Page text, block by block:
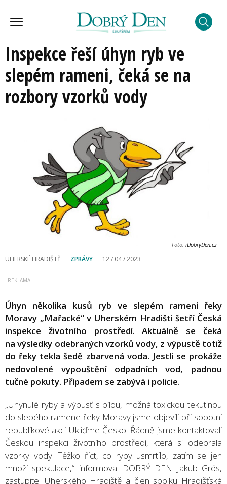
Inspekce řeší úhyn ryb ve
slepém rameni, čeká se na
rozbory vzorků vody
Foto: iDobryDen.cz
UHERSKÉ HRADIŠTĚ ZPRÁVY 12 / 04 / 2023
Úhyn několika kusů ryb ve slepém rameni řeky
Moravy „Mařacké“ v Uherském Hradišti šetří Česká
inspekce životního prostředí. Aktuálně se čeká
na výsledky odebraných vzorků vody, z výpustě totiž
do řeky tekla šedě zbarvená voda. Jestli se prokáže
nedovolené vypouštění odpadních vod, padnou
tučné pokuty. Případem se zabývá i policie.
„Uhynulé ryby a výpusť s bílou, možná toxickou tekutinou
do slepého ramene řeky Moravy jsme objevili při sobotní
republikové akci Ukliďme Česko. Řádně jsme kontaktovali
Českou inspekci životního prostředí, která si odebrala
vzorky vody. Těžko říct, co ryby usmrtilo, zatím se jen
množí spekulace,“ informoval DOBRÝ DEN Jakub Grós,
zastupitel Uherského Hradiště a člen spolku Hradišťská